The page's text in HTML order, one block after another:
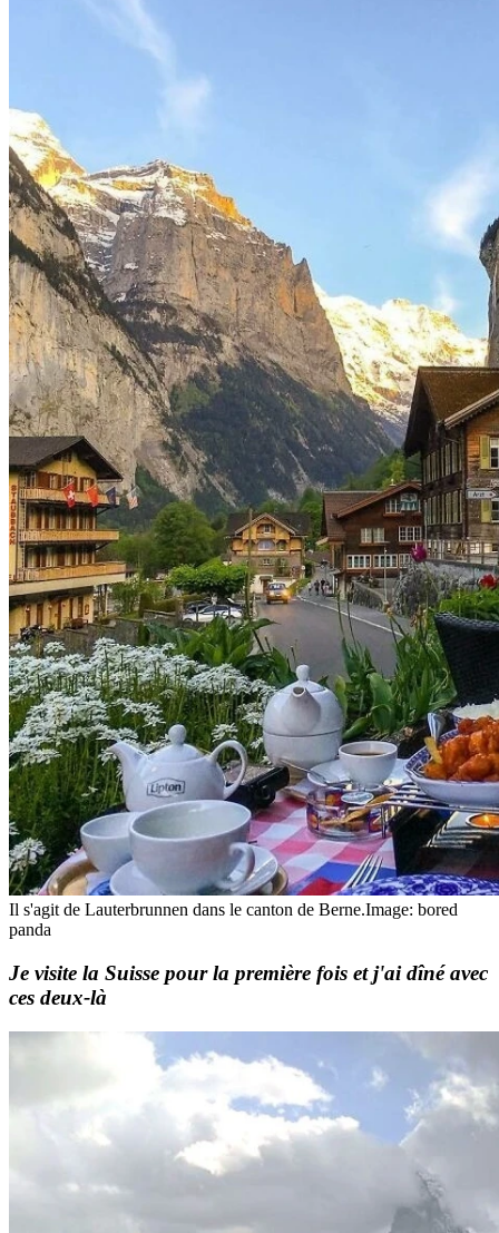
Il s'agit de Lauterbrunnen dans le canton de Berne.Image: bored
panda
Je visite la Suisse pour la première fois et j'ai dîné avec
ces deux-là